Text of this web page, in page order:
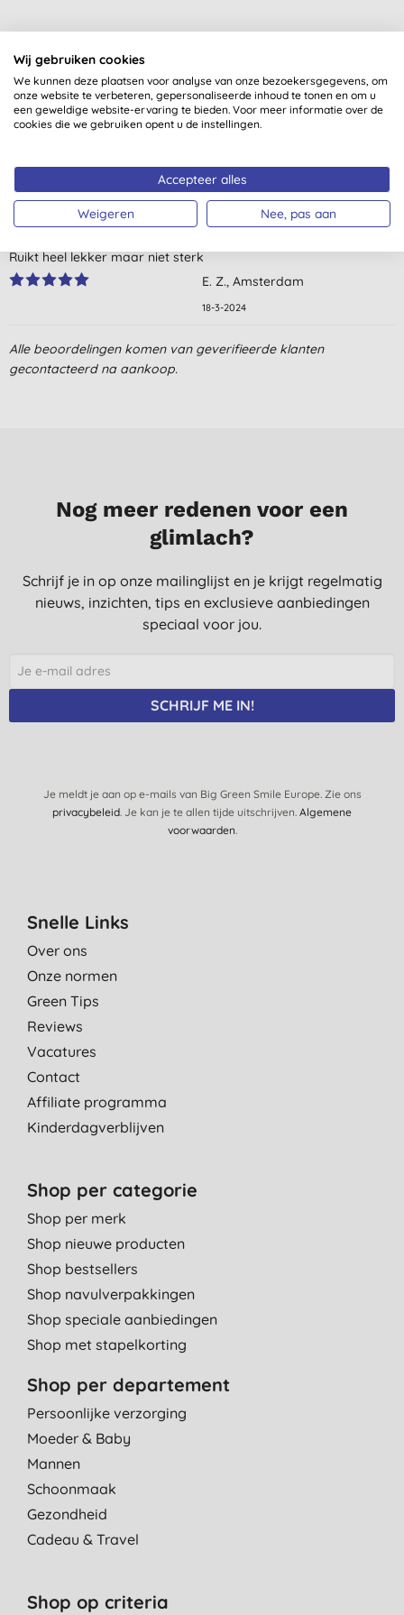
Klantbeoordelingen
5,0van 5 (1 beoordeling)
Geweldig creme, smeert heel soepel en voelt zijde zacht op mijn
Ruikt heel lekker maar niet sterk
E. Z., Amsterdam
18-3-2024
Alle beoordelingen komen van geverifieerde klanten
gecontacteerd na aankoop.
Nog meer redenen voor een
glimlach?
Schrijf je in op onze mailinglijst en je krijgt regelmatig
nieuws, inzichten, tips en exclusieve aanbiedingen
speciaal voor jou.
SCHRIJF ME IN!
Je meldt je aan op e-mails van Big Green Smile Europe. Zie ons
privacybeleid. Je kan je te allen tijde uitschrijven. Algemene
voorwaarden.
Snelle Links
Over ons
Onze normen
Green Tips
Reviews
Vacatures
Contact
Affiliate programma
Kinderdagverblijven
Shop per categorie
Shop per merk
Shop nieuwe producten
Shop bestsellers
Shop navulverpakkingen
Shop speciale aanbiedingen
Shop met stapelkorting
Shop per departement
Persoonlijke verzorging
Moeder & Baby
Mannen
Schoonmaak
Gezondheid
Cadeau & Travel
Shop op criteria
Wij gebruiken cookies
We kunnen deze plaatsen voor analyse van onze bezoekersgegevens, om
onze website te verbeteren, gepersonaliseerde inhoud te tonen en om u
een geweldige website-ervaring te bieden. Voor meer informatie over de
cookies die we gebruiken opent u de instellingen.
Accepteer alles
Weigeren Nee, pas aan